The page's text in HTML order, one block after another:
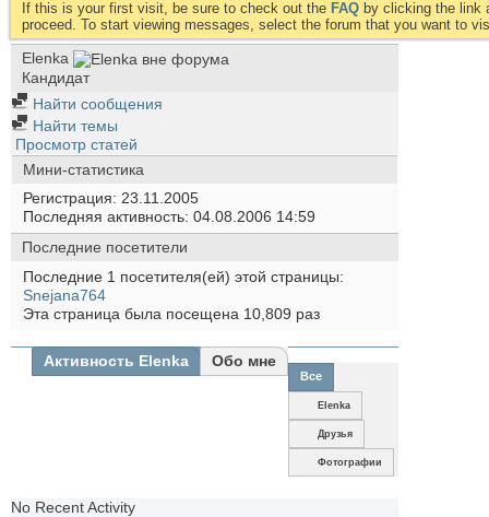
If this is your first visit, be sure to check out the FAQ by clicking the link
proceed. To start viewing messages, select the forum that you want to
Elenka
Кандидат
Найти сообщения
Найти темы
Просмотр статей
Мини-статистика
Регистрация
23.11.2005
Последняя активность 04.08.2006 14:59
Последние посетители
Последние 1 посетителя(ей) этой страницы:
Snejana764
Эта страница была посещена 10,809 раз
Активность Elenka Обо мне
Все
Elenka
Друзья
Фотографии
No Recent Activity